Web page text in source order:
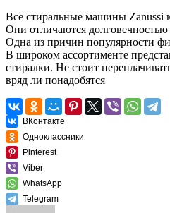
Все стиральные машины Zanussi
Они отличаются
Одна из причин популярности
В широком ассортименте
стиралки. Не стоит
вряд ли понадобятся
ВКонтакте
Одноклассники
Pinterest
Viber
WhatsApp
Telegram